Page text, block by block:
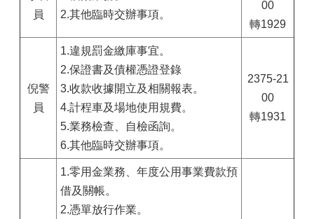
員
2.其他臨時交辦事項。
00
轉1929
倪警
員
1.違規罰金繳庫事宜。
2.保證書及債權憑證登錄
3.收款收據開立及相關報表。
4.計程車及場地使用規費。
5.業務檢查、自檢函詢。
6.其他臨時交辦事項。
2375-21
00
轉1931
1.零用金業務、年度公用事業費款預
借及關帳。
2.憑單放行作業。